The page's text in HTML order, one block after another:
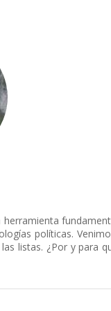
políticas.
listas. ¿Por y para